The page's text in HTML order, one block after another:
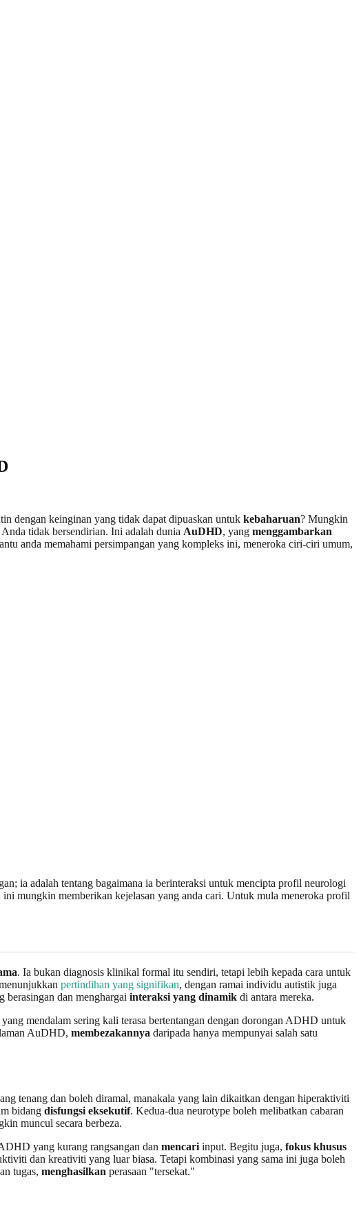
dengan keinginan yang tidak dapat dipuaskan untuk kebaharuan? Mungkin
tidak bersendirian. Ini adalah dunia AuDHD, yang menggambarkan
anda memahami persimpangan yang kompleks ini, meneroka ciri-ciri umum,
ia adalah tentang bagaimana ia berinteraksi untuk mencipta profil neurologi
ini mungkin memberikan kejelasan yang anda cari. Untuk mula meneroka profil
. Ia bukan diagnosis klinikal formal itu sendiri, tetapi lebih kepada cara untuk
pertindihan yang signifikan, dengan ramai individu autistik juga
dan menghargai interaksi yang dinamik di antara mereka.
mendalam sering kali terasa bertentangan dengan dorongan ADHD untuk
AuDHD, membezakannya daripada hanya mempunyai salah satu
tenang dan boleh diramal, manakala yang lain dikaitkan dengan hiperaktiviti
bidang disfungsi eksekutif. Kedua-dua neurotype boleh melibatkan cabaran
muncul secara berbeza.
yang kurang rangsangan dan mencari input. Begitu juga, fokus khusus
dan kreativiti yang luar biasa. Tetapi kombinasi yang sama ini juga boleh
tugas, menghasilkan perasaan "tersekat."